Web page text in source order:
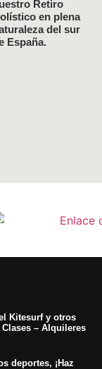
Retiro
en plena
del sur
España.
Kitesurf y otros
– Alquileres
deportes, ¡Haz